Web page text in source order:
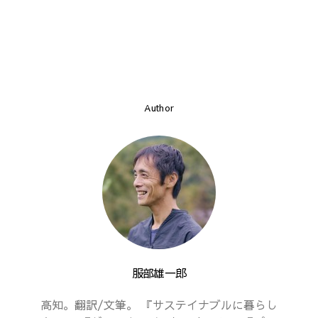
Author
服部雄一郎
高知。翻訳/文筆。 『サステイナブルに暮らし